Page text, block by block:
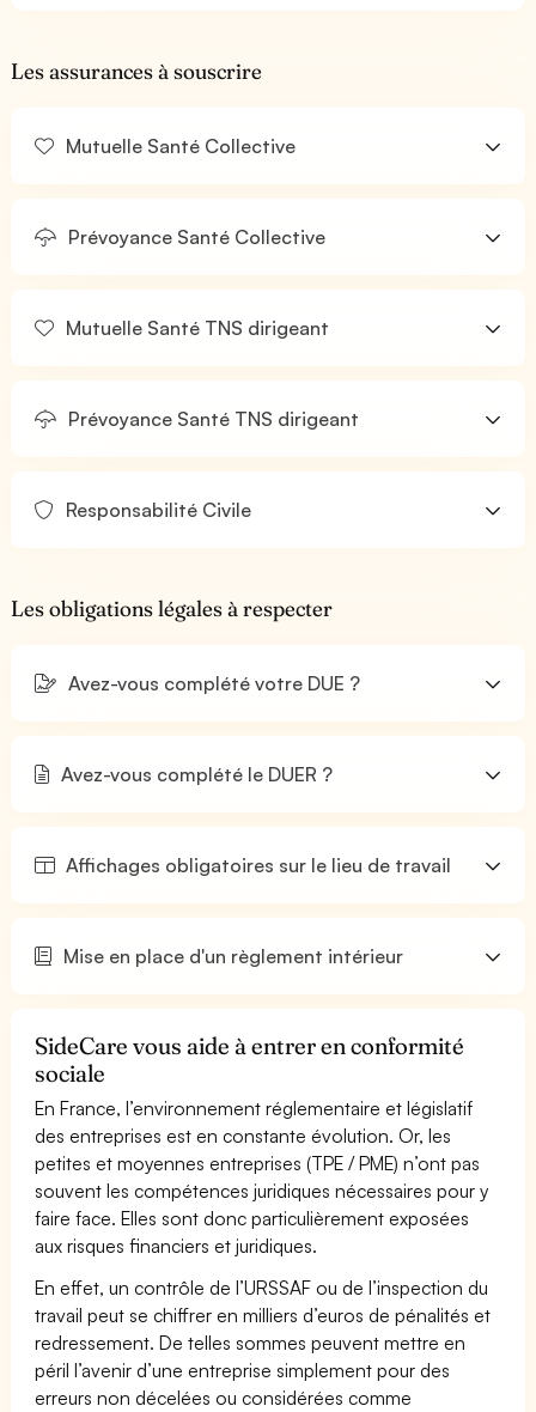
Les assurances à souscrire
Mutuelle Santé Collective
Prévoyance Santé Collective
Mutuelle Santé TNS dirigeant
Prévoyance Santé TNS dirigeant
Responsabilité Civile
Les obligations légales à respecter
Avez-vous complété votre DUE ?
Avez-vous complété le DUER ?
Affichages obligatoires sur le lieu de travail
Mise en place d'un règlement intérieur
SideCare vous aide à entrer en conformité
sociale
En France, l’environnement réglementaire et législatif
des entreprises est en constante évolution. Or, les
petites et moyennes entreprises (TPE / PME) n’ont pas
souvent les compétences juridiques nécessaires pour y
faire face. Elles sont donc particulièrement exposées
aux risques financiers et juridiques.
En effet, un contrôle de l’URSSAF ou de l’inspection du
travail peut se chiffrer en milliers d’euros de pénalités et
redressement. De telles sommes peuvent mettre en
péril l’avenir d’une entreprise simplement pour des
erreurs non décelées ou considérées comme